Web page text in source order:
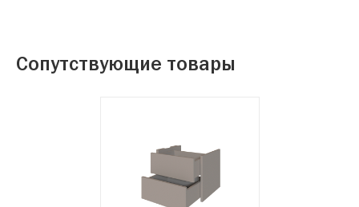
Сопутствующие товары